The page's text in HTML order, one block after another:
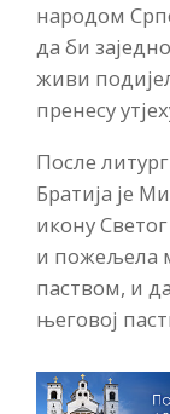
народом
да би
живи
пренесу
После
Братија је
икону
и пожељела
паством, и
његовој